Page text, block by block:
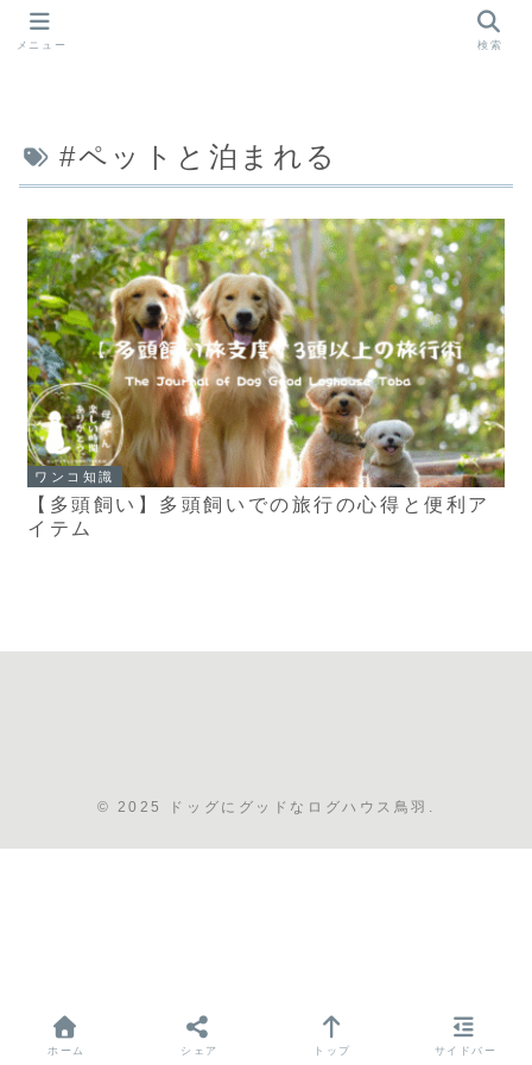
#ペットと泊まれる
ワンコ知識
【多頭飼い】多頭飼いでの旅行の心得と便利ア
イテム
© 2025 ドッグにグッドなログハウス鳥羽.
メニュー 検索
ホーム シェア トップ サイドバー